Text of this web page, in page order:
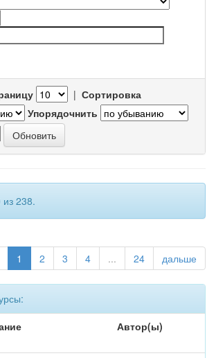
| Сортировка
Упорядочнить
из 238.
1 2 3 4 ... 24 дальше
Автор(ы)